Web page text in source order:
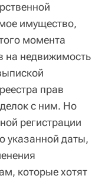
имущество,
момента
на недвижимость
прав
с ним. Но
регистрации
указанной даты,
которые хотят